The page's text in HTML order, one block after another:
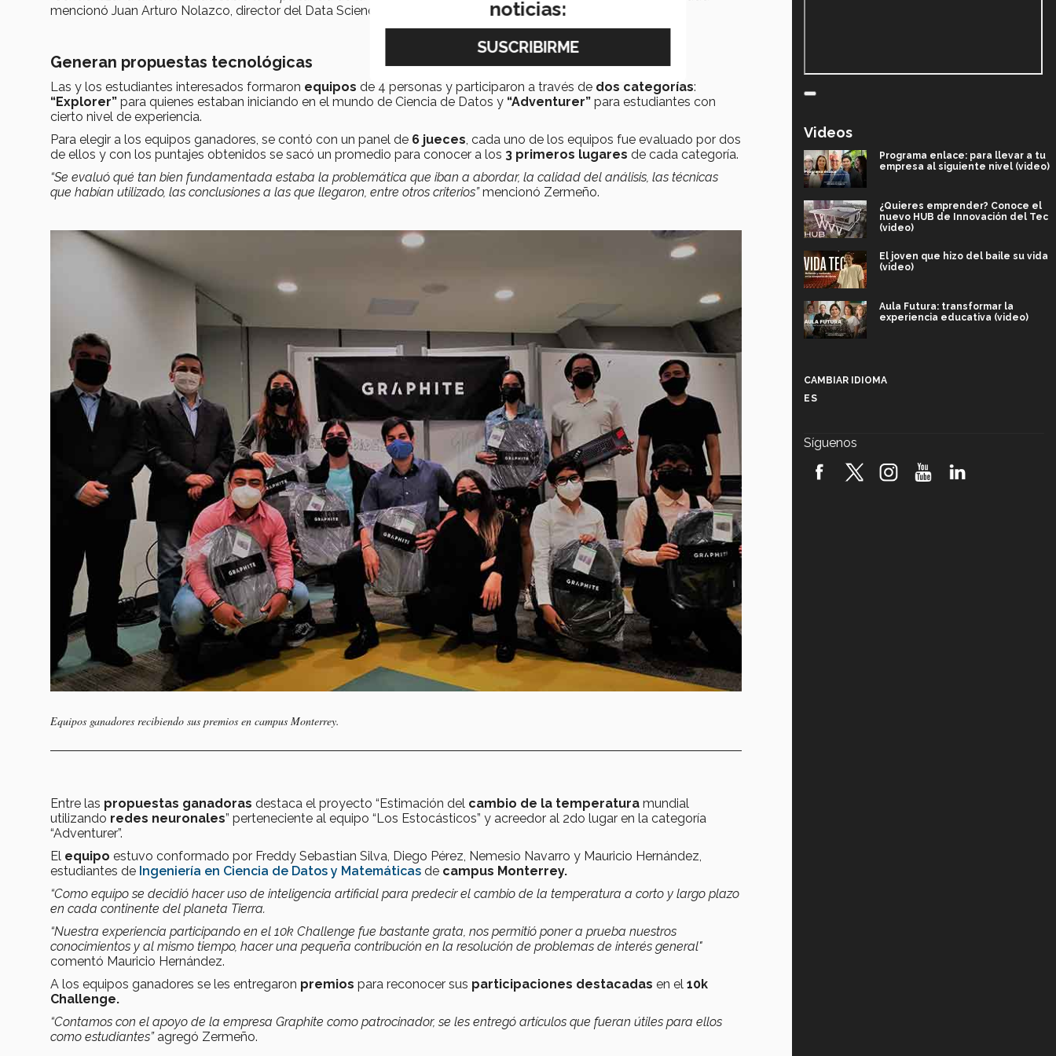
mencionó Juan Arturo Nolazco, director del Data Science Hub.
Generan propuestas tecnológicas
Las y los estudiantes interesados formaron equipos de 4 personas y participaron a través de dos categorías:
“Explorer” para quienes estaban iniciando en el mundo de Ciencia de Datos y “Adventurer” para estudiantes con
cierto nivel de experiencia.
Para elegir a los equipos ganadores, se contó con un panel de 6 jueces, cada uno de los equipos fue evaluado por dos
de ellos y con los puntajes obtenidos se sacó un promedio para conocer a los 3 primeros lugares de cada categoría.
“Se evaluó qué tan bien fundamentada estaba la problemática que iban a abordar, la calidad del análisis, las técnicas
que habían utilizado, las conclusiones a las que llegaron, entre otros criterios”mencionó Zermeño.
Equipos ganadores recibiendo sus premios en campus Monterrey.
Entre las propuestas ganadoras destaca el proyecto “Estimación del cambio de la temperatura mundial
utilizando redes neuronales” perteneciente al equipo “Los Estocásticos” y acreedor al 2do lugar en la categoría
“Adventurer”.
El equipo estuvo conformado por Freddy Sebastian Silva, Diego Pérez, Nemesio Navarro y Mauricio Hernández,
estudiantes de Ingeniería en Ciencia de Datos y Matemáticas de campus Monterrey.
“Como equipo se decidió hacer uso de inteligencia artificial para predecir el cambio de la temperatura a corto y largo plazo
en cada continente del planeta Tierra.
“Nuestra experiencia participando en el 10k Challenge fue bastante grata, nos permitió poner a prueba nuestros
conocimientos y al mismo tiempo, hacer una pequeña contribución en la resolución de problemas de interés general"
comentó Mauricio Hernández.
A los equipos ganadores se les entregaron premios para reconocer sus participaciones destacadas en el 10k
Challenge.
“Contamos con el apoyo de la empresa Graphite como patrocinador, se les entregó artículos que fueran útiles para ellos
como estudiantes”agregó Zermeño.
Videos
Programa enlace: para llevar a tu
empresa al siguiente nivel (video)
¿Quieres emprender? Conoce el
nuevo HUB de Innovación del Tec
(video)
El joven que hizo del baile su vida
(video)
Aula Futura: transformar la
experiencia educativa (video)
robótica FIRST 2026! (video)
CAMBIAR IDIOMA
ES
Síguenos
noticias: